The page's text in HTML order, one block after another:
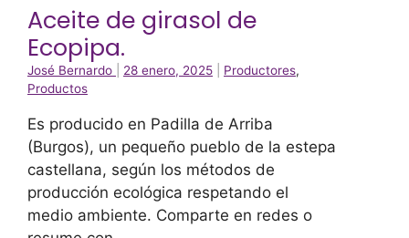
Aceite de girasol de
Ecopipa.
José Bernardo 28 enero, 2025 Productores,
Productos
Es producido en Padilla de Arriba
(Burgos), un pequeño pueblo de la estepa
castellana, según los métodos de
producción ecológica respetando el
medio ambiente. Comparte en redes o